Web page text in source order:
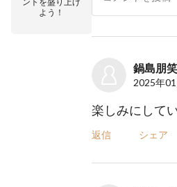
よう！
鍋島朋笑
2025年
楽しみにして
返信 シェア